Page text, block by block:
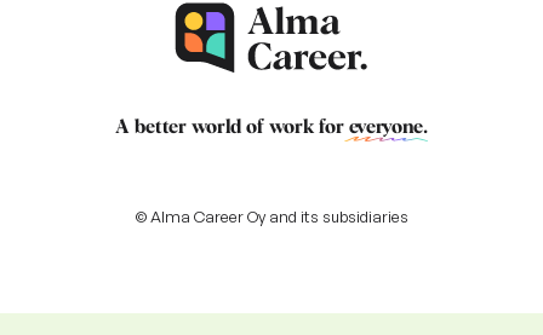
A better world of work for everyone.
© Alma Career Oy and its subsidiaries